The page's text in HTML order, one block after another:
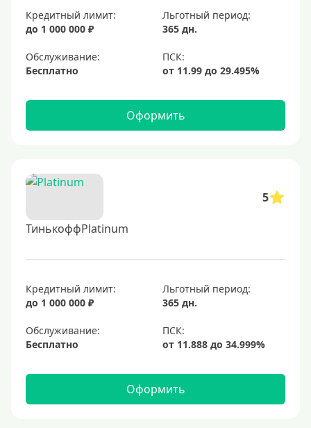
Кредитный лимит:
до 1 000 000 ₽
Льготный период:
365 дн.
Обслуживание:
Бесплатно
Оформить
5
ТинькоффPlatinum
Кредитный лимит:
до 1 000 000 ₽
Льготный период:
365 дн.
Обслуживание:
Бесплатно
Оформить